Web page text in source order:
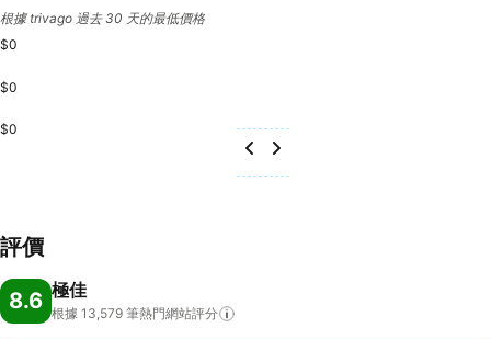
根據 trivago 過去 30 天的最低價格
$0
$0
$0
評價
8.6 極佳
根據 13,579 筆熱門網站評分